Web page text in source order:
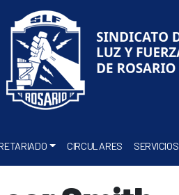
CIRCULARES SERVICIOS